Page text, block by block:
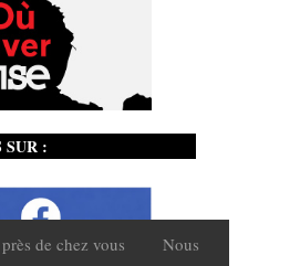
SUR :
de chez vous
Nous